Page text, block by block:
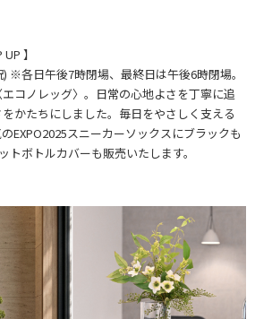
】
※各日午後7時閉場、最終日は午後6時閉場。
コノレッグ〉。日常の心地よさを丁寧に追
かたちにしました。毎日をやさしく支える
EXPO2025スニーカーソックスにブラックも
トボトルカバーも販売いたします。